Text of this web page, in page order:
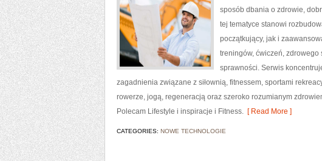
sposób dbania o zdrowie,
tej tematyce stanowi
początkujący, jak i
treningów, ćwiczeń,
sprawności. Serwis
zagadnienia związane z siłownią, fitnessem, sportami
rowerze, jogą, regeneracją oraz szeroko rozumianym
Polecam Lifestyle i inspiracje i Fitness. [ Read More ]
CATEGORIES: NOWE TECHNOLOGIE